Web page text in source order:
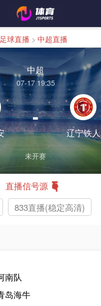
足球直播 > 中超直播
中超
07-17 19:35
-
辽宁铁人
未开赛
直播信号源
833直播(稳定高清)
南队
岛海牛